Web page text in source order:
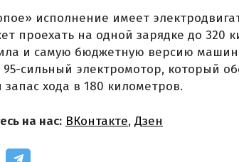
исполнение имеет
проехать на одной зарядке до 320
и самую бюджетную версию
95-сильный электромотор, который
запас хода в 180 километров.
на нас: ВКонтакте, Дзен